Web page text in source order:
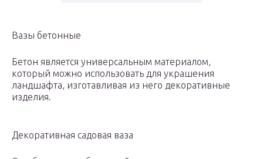
Вазы бетонные
Бетон является универсальным материалом,
который можно использовать для украшения
ландшафта, изготавливая из него декоративные
изделия.
Декоративная садовая ваза